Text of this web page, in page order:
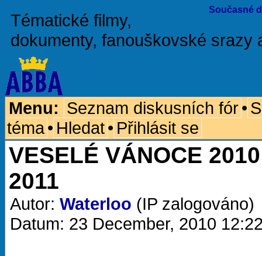
Současné
Tématické filmy,
dokumenty, fanouškovské srazy
Menu: Seznam diskusních fór•
téma• Hledat• Přihlásit se
VESELÉ VÁNOCE
2011
Autor: Waterloo (IP zalogováno)
Datum: 23 December, 2010